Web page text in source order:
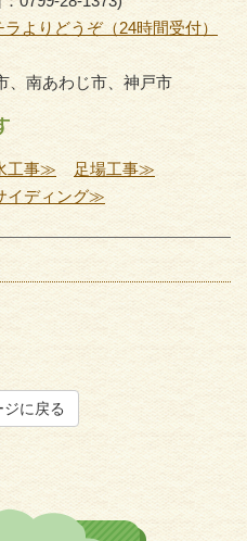
よりどうぞ（24時間受付）
、南あわじ市、神戸市
工事≫
足場工事≫
イディング≫
に戻る